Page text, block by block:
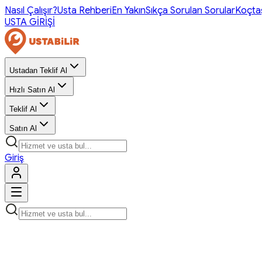
Nasıl Çalışır?Usta RehberiEn YakınSıkça Sorulan Sorular
USTA GİRİŞİ
Ustadan Teklif Al
Hızlı Satın Al
Teklif Al
Satın Al
Giriş